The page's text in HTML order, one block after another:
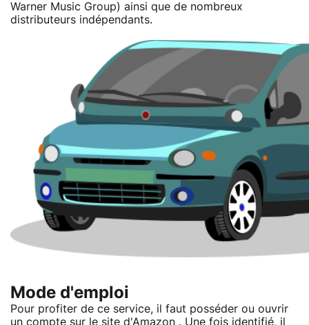
Warner Music Group) ainsi que de nombreux
distributeurs indépendants.
Mode d'emploi
Pour profiter de ce service, il faut posséder ou ouvrir
un compte sur le site d'Amazon . Une fois identifié, il